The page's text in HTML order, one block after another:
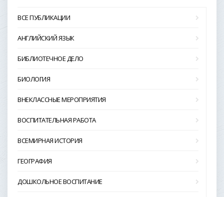
ВСЕ ПУБЛИКАЦИИ
АНГЛИЙСКИЙ ЯЗЫК
БИБЛИОТЕЧНОЕ ДЕЛО
БИОЛОГИЯ
ВНЕКЛАССНЫЕ МЕРОПРИЯТИЯ
ВОСПИТАТЕЛЬНАЯ РАБОТА
ВСЕМИРНАЯ ИСТОРИЯ
ГЕОГРАФИЯ
ДОШКОЛЬНОЕ ВОСПИТАНИЕ